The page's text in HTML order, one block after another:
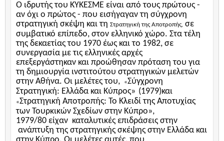
Ο ιδρυτής του ΚΥΚΕΣΜΕ είναι από τους πρώτους -
αν όχι ο πρώτος - που εισήγαγαν τη σύγχρονη
στρατηγική σκέψη και τη Στρατηγική της Αποτροπής, σε
συμβατικό επίπεδο, στον ελληνικό χώρο. Στα τέλη
της δεκαετίας του 1970 έως και το 1982, σε
συνεργασία με τις ελληνικές αρχές
επεξεργάστηκαν και προώθησαν πρόταση του για
τη δημιουργία ινστιτούτου στρατηγικών μελετών
στην Αθήνα. Οι μελέτες του, «Σύγχρονη
Στρατηγική: Ελλάδα και Κύπρος» (1979)και
«Στρατηγική Αποτροπής: Το Κλειδί της Αποτυχίας
των Τουρκικών Σχεδίων στην Κύπρο»,
1979/80 είχαν καταλυτικές επιδράσεις στην
ανάπτυξη της στρατηγικής σκέψης στην Ελλάδα και